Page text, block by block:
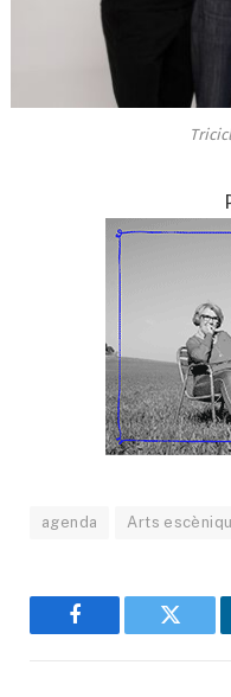
agenda Arts
Facebook Twitter